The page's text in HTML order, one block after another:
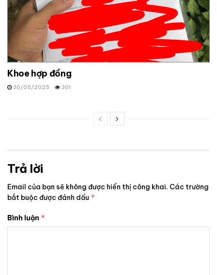
Khoe hợp đồng
30/05/2025 301
Trả lời
Email của bạn sẽ không được hiển thị công khai. Các trường
bắt buộc được đánh dấu *
Bình luận *